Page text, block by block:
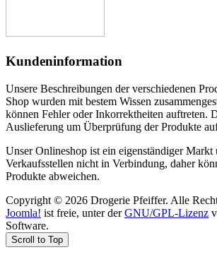
Kundeninformation
Unsere Beschreibungen der verschiedenen
Shop wurden mit bestem Wissen
können Fehler oder Inkorrektheiten auftreten.
Auslieferung um Überprüfung der Produkte
Unser Onlineshop ist ein eigenständiger Markt
Verkaufsstellen nicht in Verbindung, daher
Produkte abweichen.
Copyright © 2026 Drogerie Pfeiffer. Alle
Joomla! ist freie, unter derGNU/GPL-Lizenz
Software.
Scroll to Top